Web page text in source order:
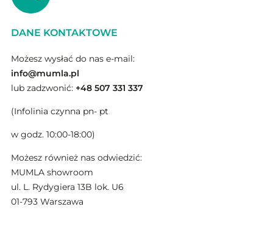
DANE KONTAKTOWE
Możesz wysłać do nas e-mail:
info@mumla.pl
lub zadzwonić: +48 507 331 337
(Infolinia czynna pn- pt
w godz. 10:00-18:00)
Możesz również nas odwiedzić:
MUMLA showroom
ul. L. Rydygiera 13B lok. U6
01-793 Warszawa